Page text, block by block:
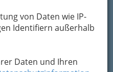
von Daten wie IP-
Identifiern außerhalb
Daten und Ihren